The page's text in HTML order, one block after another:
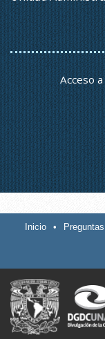
Acceso
Inicio •